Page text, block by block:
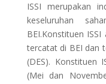
ISSI merupakan
keseluruhan
BEI.Konstituen
tercatat di BEI dan
(DES). Konstituen
(Mei dan